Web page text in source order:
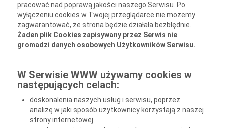
pracować nad poprawą jakości naszego Serwisu. Po
wyłączeniu cookies w Twojej przeglądarce nie możemy
zagwarantować, że strona będzie działała bezbłędnie.
Żaden plik Cookies zapisywany przez Serwis nie
gromadzi danych osobowych Użytkowników Serwisu.
W Serwisie WWW używamy cookies w
następujących celach:
doskonalenia naszych usług i serwisu, poprzez
analizę w jaki sposób użytkownicy korzystają z naszej
strony internetowej.